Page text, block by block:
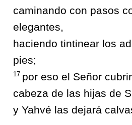
caminando con pasos
elegantes,
haciendo tintinear los
pies;
17 por eso el Señor
cabeza de las hijas de
y Yahvé las dejará